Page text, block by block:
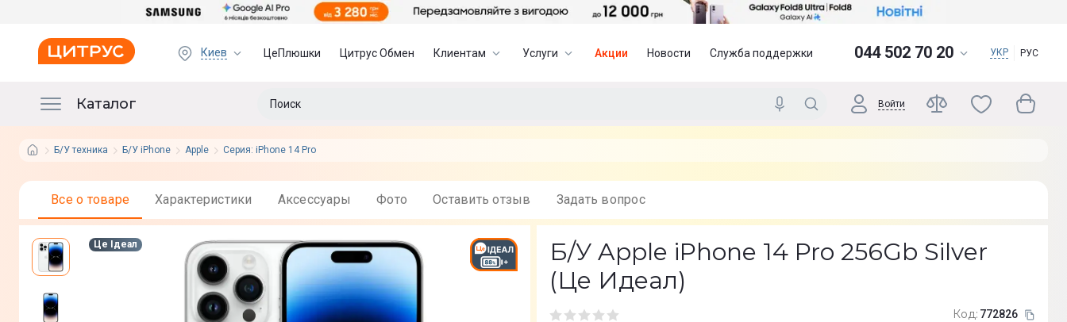
Киев ЦеПлюшки Цитрус Обмен Клиентам Услуги Акции Новости Служба поддержки 044 502 70 20 УКР РУС
Каталог Войти
Б/У техника Б/У iPhone Apple Серия: iPhone 14 Pro
Все о товаре Характеристики Аксессуары Фото Оставить отзыв Задать вопрос
Це Ідеал
Б/У Apple iPhone 14 Pro 256Gb Silver
(Це Идеал)
Код: 772826